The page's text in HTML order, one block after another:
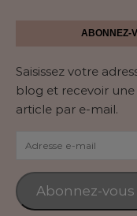
ABONNEZ-
Saisissez votre
blog et recevoir
article par e-mail.
Adresse e-mail
Abonnez-vous